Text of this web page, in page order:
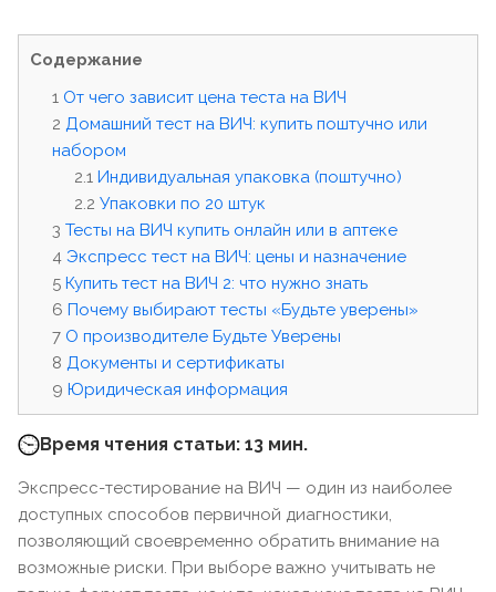
Содержание
От чего зависит цена теста на ВИЧ
Домашний тест на ВИЧ: купить поштучно или
набором
Индивидуальная упаковка (поштучно)
Упаковки по 20 штук
Тесты на ВИЧ купить онлайн или в аптеке
Экспресс тест на ВИЧ: цены и назначение
Купить тест на ВИЧ 2: что нужно знать
Почему выбирают тесты «Будьте уверены»
О производителе Будьте Уверены
Документы и сертификаты
Юридическая информация
Время чтения статьи: 13 мин.
Экспресс-тестирование на ВИЧ — один из наиболее
доступных способов первичной диагностики,
позволяющий своевременно обратить внимание на
возможные риски. При выборе важно учитывать не